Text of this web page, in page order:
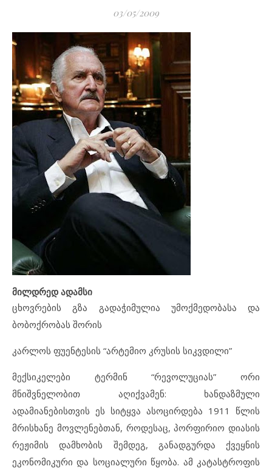
03/05/2009
მილდრედ ადამსი
ცხოვრების გზა გადაჭიმულია უმოქმედობასა და
ბობოქრობას შორის
კარლოს ფუენტესის “არტემიო კრუსის სიკვდილი”
მექსიკელები ტერმინ “რევოლუციას” ორი
მნიშვნელობით აღიქვამენ: ხანდაზმული
ადამიანებისთვის ეს სიტყვა ასოცირდება 1911 წლის
მრისხანე მოვლენებთან, როდესაც, პორფირიო დიასის
რეჟიმის დამხობის შემდეგ, განადგურდა ქვეყნის
ეკონომიკური და სოციალური წყობა. ამ კატასტროფის